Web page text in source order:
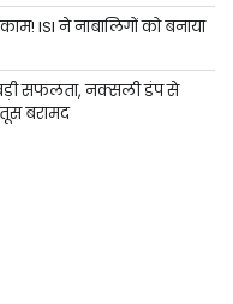
ISI ने नाबालिगों को बनाया
सफलता, नक्सली डंप से
बरामद